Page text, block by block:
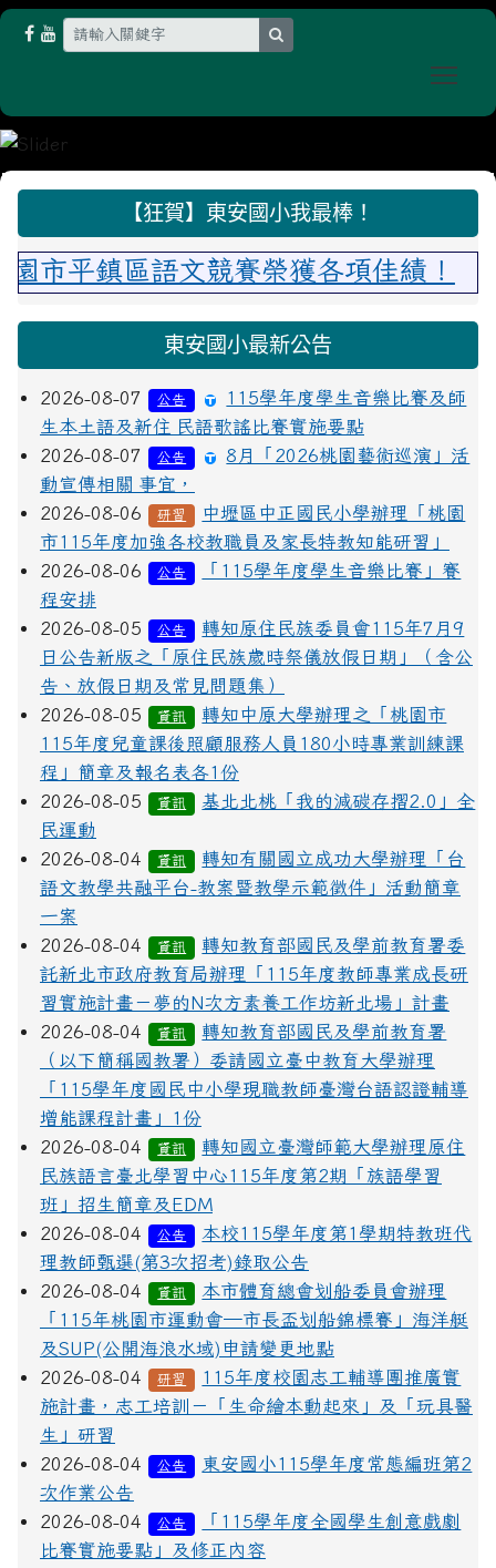
【狂賀】東安國小我最棒！
鎮區語文競賽榮獲各項佳績！
東安國小最新公告
2026-08-07 公告
115學年度學生音樂比賽及師
生本土語及新住 民語歌謠比賽實施要點
2026-08-07 公告
8月「2026桃園藝術巡演」活
動宣傳相關 事宜，
2026-08-06 研習
中壢區中正國民小學辦理「桃園
市115年度加強各校教職員及家長特教知能研習」
2026-08-06 公告
「115學年度學生音樂比賽」賽
程安排
2026-08-05 公告
轉知原住民族委員會115年7月9
日公告新版之「原住民族歲時祭儀放假日期」（含公
告、放假日期及常見問題集）
2026-08-05 資訊
轉知中原大學辦理之「桃園市
115年度兒童課後照顧服務人員180小時專業訓練課
程」簡章及報名表各1份
2026-08-05 資訊
基北北桃「我的減碳存摺2.0」全
民運動
2026-08-04 資訊
轉知有關國立成功大學辦理「台
語文教學共融平台-教案暨教學示範徵件」活動簡章
一案
2026-08-04 資訊
轉知教育部國民及學前教育署委
託新北市政府教育局辦理「115年度教師專業成長研
習實施計畫－夢的N次方素養工作坊新北場」計畫
2026-08-04 資訊
轉知教育部國民及學前教育署
（以下簡稱國教署）委請國立臺中教育大學辦理
「115學年度國民中小學現職教師臺灣台語認證輔導
增能課程計畫」1份
2026-08-04 資訊
轉知國立臺灣師範大學辦理原住
民族語言臺北學習中心115年度第2期「族語學習
班」招生簡章及EDM
2026-08-04 公告
本校115學年度第1學期特教班代
理教師甄選(第3次招考)錄取公告
2026-08-04 資訊
本市體育總會划船委員會辦理
「115年桃園市運動會─市長盃划船錦標賽」海洋艇
及SUP(公開海浪水域)申請變更地點
2026-08-04 研習
115年度校園志工輔導團推廣實
施計畫，志工培訓－「生命繪本動起來」及「玩具醫
生」研習
2026-08-04 公告
東安國小115學年度常態編班第2
次作業公告
2026-08-04 公告
「115學年度全國學生創意戲劇
比賽實施要點」及修正內容